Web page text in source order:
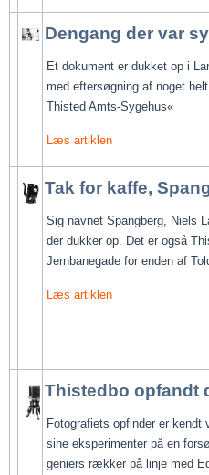
Dengang der var
Et dokument er dukket op i
med eftersøgning af noget
Thisted Amts-Sygehus«
Læs artiklen
Tak for kaffe,
Sig navnet Spangberg, Niels
der dukker op. Det er også
Jernbanegade for enden af
Læs artiklen
Thistedbo opfandt
Fotografiets opfinder er kendt
sine eksperimenter på en
geniers rækker på linje med